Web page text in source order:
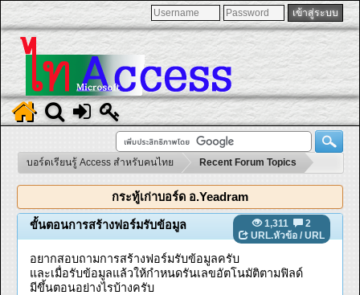
บอร์ดเรียนรู้ Access สำหรับคนไทย Recent Forum Topics
กระทู้เก่าบอร์ด อ.Yeadram
1,311
2
URL.หัวข้อ / URL
ขั้นตอนการสร้างฟอร์มรับข้อมูล
อยากสอบถามการสร้างฟอร์มรับข้อมูลครับ
และเมื่อรับข้อมูลแล้วให้กำหนดรันเลขอัตโนมัติตามฟิลด์
มีขึ้นตอนอย่างไรบ้างครับ